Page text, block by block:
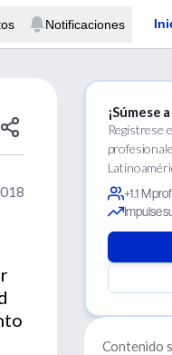
Notificaciones
¡Súmese
Regístrese
+1.1 M
Impulse
Contenido